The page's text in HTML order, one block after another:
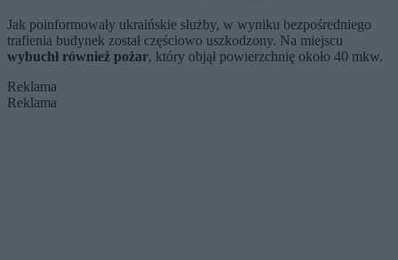
Jak poinformowały ukraińskie służby, w wyniku bezpośredniego
trafienia budynek został częściowo uszkodzony. Na miejscu
wybuchł również pożar, który objął powierzchnię około 40 mkw.
Reklama
Reklama